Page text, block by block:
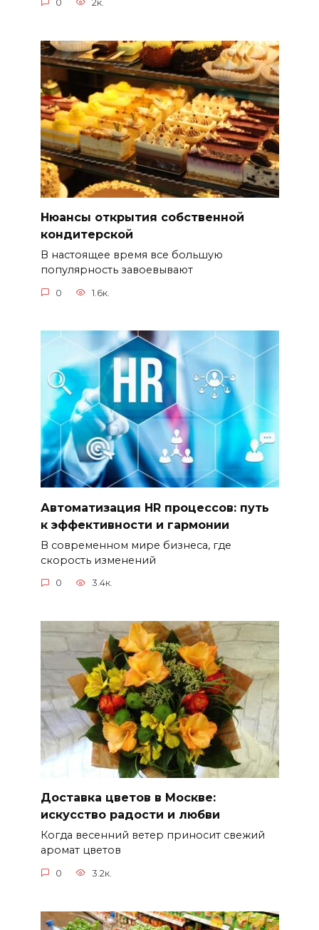
0 2к.
Нюансы открытия собственной
кондитерской
В настоящее время все большую
популярность завоевывают
0 1.6к.
Автоматизация HR процессов: путь
к эффективности и гармонии
В современном мире бизнеса, где
скорость изменений
0 3.4к.
Доставка цветов в Москве:
искусство радости и любви
Когда весенний ветер приносит свежий
аромат цветов
0 3.2к.